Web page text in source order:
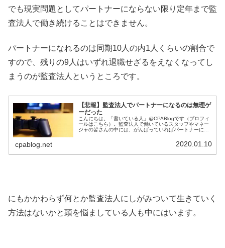
でも現実問題としてパートナーにならない限り定年まで監
査法人で働き続けることはできません。
パートナーになれるのは同期10人の内1人くらいの割合で
すので、残りの9人はいずれ退職せざるをえなくなってし
まうのが監査法人というところです。
【悲報】監査法人でパートナーになるのは無理ゲ
ーだった
こんにちは。「書いている人」@CPABlogです（プロフィ
ールはこちら）。監査法人で働いているスタッフやマネー
ジャの皆さんの中には、がんばっていればパートナーにな
cpablog.net 2020.01.10
にもかかわらず何とか監査法人にしがみついて生きていく
方法はないかと頭を悩ましている人も中にはいます。